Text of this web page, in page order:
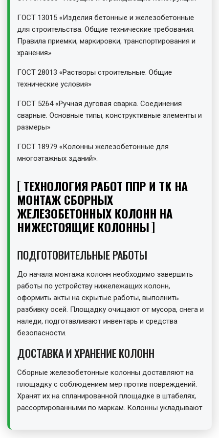
ГОСТ 13015 «Изделия бетонные и железобетонные
для строительства. Общие технические требования.
Правила приемки, маркировки, транспортирования и
хранения»
ГОСТ 28013 «Растворы строительные. Общие
технические условия»
ГОСТ 5264 «Ручная дуговая сварка. Соединения
сварные. Основные типы, конструктивные элементы и
размеры»
ГОСТ 18979 «Колонны железобетонные для
многоэтажных зданий».
ТЕХНОЛОГИЯ РАБОТ ППР И ТК НА
МОНТАЖ СБОРНЫХ
ЖЕЛЕЗОБЕТОННЫХ КОЛОНН НА
НИЖЕСТОЯЩИЕ КОЛОННЫ
ПОДГОТОВИТЕЛЬНЫЕ РАБОТЫ
До начала монтажа колонн необходимо завершить
работы по устройству нижележащих колонн,
оформить акты на скрытые работы, выполнить
разбивку осей. Площадку очищают от мусора, снега и
наледи, подготавливают инвентарь и средства
безопасности.
ДОСТАВКА И ХРАНЕНИЕ КОЛОНН
Сборные железобетонные колонны доставляют на
площадку с соблюдением мер против повреждений.
Хранят их на спланированной площадке в штабелях,
рассортированными по маркам. Колонны укладывают